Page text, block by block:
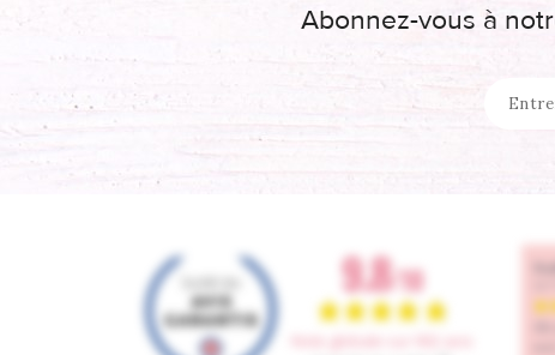
Abonnez-vous à